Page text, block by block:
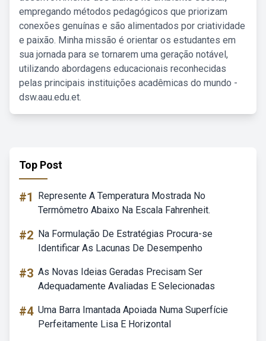
empregando métodos pedagógicos que priorizam
conexões genuínas e são alimentados por criatividade
e paixão. Minha missão é orientar os estudantes em
sua jornada para se tornarem uma geração notável,
utilizando abordagens educacionais reconhecidas
pelas principais instituições acadêmicas do mundo -
dsw.aau.edu.et.
Top Post
#1
Represente A Temperatura Mostrada No
Termômetro Abaixo Na Escala Fahrenheit.
#2 Na Formulação De Estratégias Procura-se
Identificar As Lacunas De Desempenho
#3 As Novas Ideias Geradas Precisam Ser
Adequadamente Avaliadas E Selecionadas
#4 Uma Barra Imantada Apoiada Numa Superfície
Perfeitamente Lisa E Horizontal